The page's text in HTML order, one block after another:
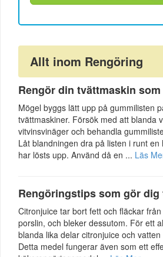
Allt inom Rengöring
Rengör din tvättmaskin
Mögel byggs lätt upp på gummilisten
tvättmaskiner. Försök med att blanda
vitvinsvinäger och behandla
Låt blandningen dra på listen i runt
har lösts upp. Använd då en ... Läs
Rengöringstips som gör
Citronjuice tar bort fett och fläckar
porslin, och bleker dessutom. För ett
blanda lika delar citronjuice och
Detta medel fungerar även som ett